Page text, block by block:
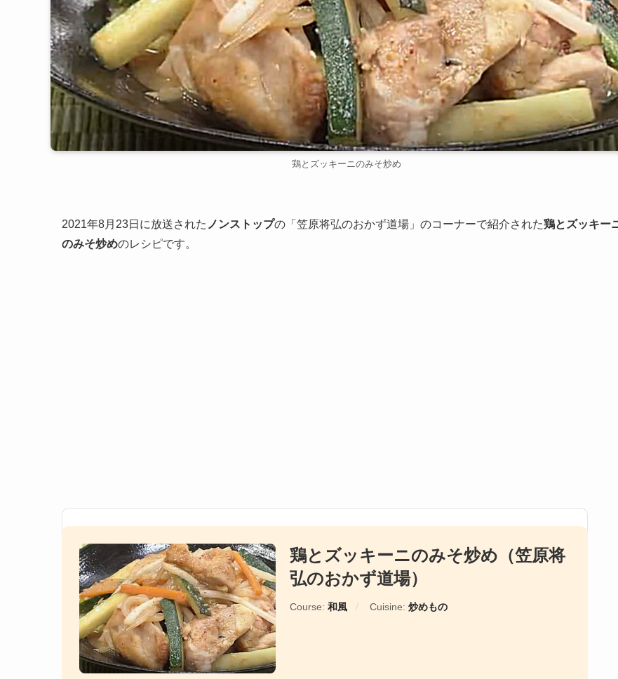
鶏とズッキーニのみそ炒め
2021年8月23日に放送された ノンストップの「笠原将弘のおかず道場」のコーナーで紹介された鶏とズッキー
のみそ炒めのレシピです。
鶏とズッキーニのみそ炒め（笠原将
弘のおかず道場）
Course: 和風 Cuisine: 炒めもの